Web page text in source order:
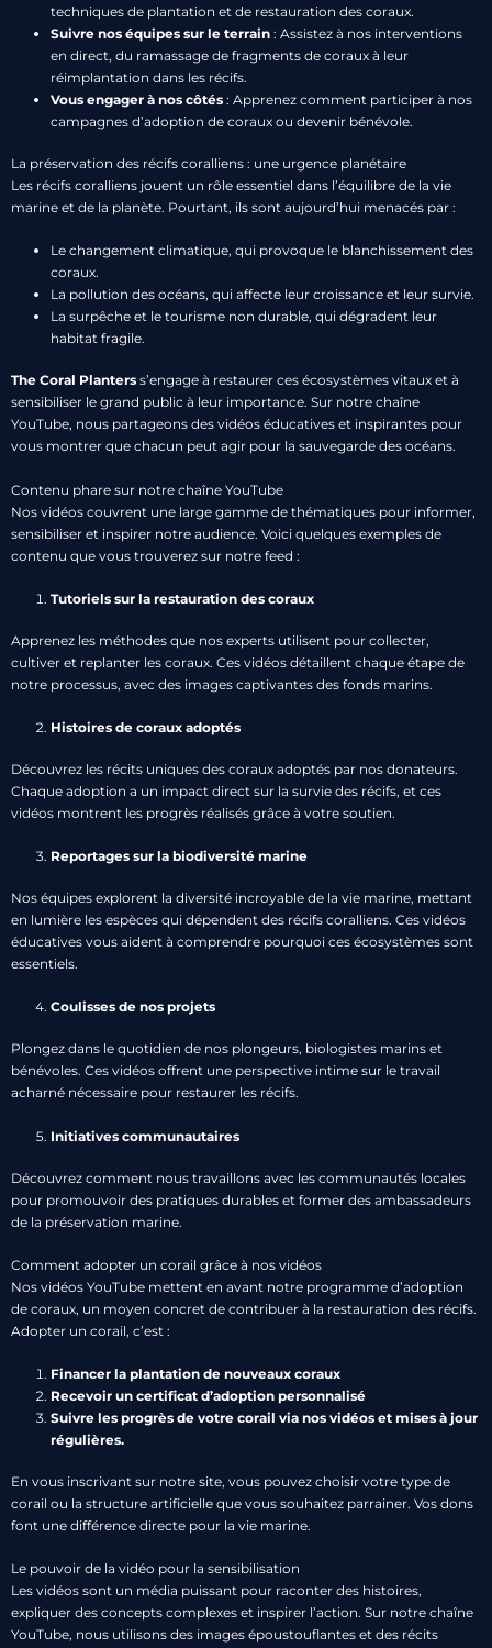
techniques de plantation et de restauration des coraux.
Suivre nos équipes sur le terrain : Assistez à nos interventions
en direct, du ramassage de fragments de coraux à leur
réimplantation dans les récifs.
Vous engager à nos côtés : Apprenez comment participer à nos
campagnes d’adoption de coraux ou devenir bénévole.
La préservation des récifs coralliens : une urgence planétaire
Les récifs coralliens jouent un rôle essentiel dans l’équilibre de la vie
marine et de la planète. Pourtant, ils sont aujourd’hui menacés par :
Le changement climatique, qui provoque le blanchissement des
coraux.
La pollution des océans, qui affecte leur croissance et leur survie.
La surpêche et le tourisme non durable, qui dégradent leur
habitat fragile.
The Coral Planters s’engage à restaurer ces écosystèmes vitaux et à
sensibiliser le grand public à leur importance. Sur notre chaîne
YouTube, nous partageons des vidéos éducatives et inspirantes pour
vous montrer que chacun peut agir pour la sauvegarde des océans.
Contenu phare sur notre chaîne YouTube
Nos vidéos couvrent une large gamme de thématiques pour informer,
sensibiliser et inspirer notre audience. Voici quelques exemples de
contenu que vous trouverez sur notre feed :
Tutoriels sur la restauration des coraux
Apprenez les méthodes que nos experts utilisent pour collecter,
cultiver et replanter les coraux. Ces vidéos détaillent chaque étape de
notre processus, avec des images captivantes des fonds marins.
Histoires de coraux adoptés
Découvrez les récits uniques des coraux adoptés par nos donateurs.
Chaque adoption a un impact direct sur la survie des récifs, et ces
vidéos montrent les progrès réalisés grâce à votre soutien.
Reportages sur la biodiversité marine
Nos équipes explorent la diversité incroyable de la vie marine, mettant
en lumière les espèces qui dépendent des récifs coralliens. Ces vidéos
éducatives vous aident à comprendre pourquoi ces écosystèmes sont
essentiels.
Coulisses de nos projets
Plongez dans le quotidien de nos plongeurs, biologistes marins et
bénévoles. Ces vidéos offrent une perspective intime sur le travail
acharné nécessaire pour restaurer les récifs.
Initiatives communautaires
Découvrez comment nous travaillons avec les communautés locales
pour promouvoir des pratiques durables et former des ambassadeurs
de la préservation marine.
Comment adopter un corail grâce à nos vidéos
Nos vidéos YouTube mettent en avant notre programme d’adoption
de coraux, un moyen concret de contribuer à la restauration des récifs.
Adopter un corail, c’est :
Financer la plantation de nouveaux coraux
Recevoir un certificat d’adoption personnalisé
Suivre les progrès de votre corail via nos vidéos et mises à jour
régulières.
En vous inscrivant sur notre site, vous pouvez choisir votre type de
corail ou la structure artificielle que vous souhaitez parrainer. Vos dons
font une différence directe pour la vie marine.
Le pouvoir de la vidéo pour la sensibilisation
Les vidéos sont un média puissant pour raconter des histoires,
expliquer des concepts complexes et inspirer l’action. Sur notre chaîne
YouTube, nous utilisons des images époustouflantes et des récits